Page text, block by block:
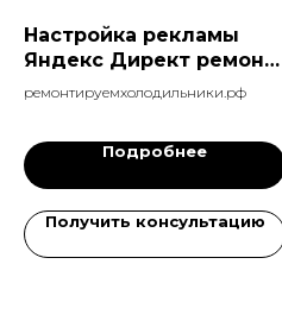
Настройка рекламы
Яндекс Директ ремонт
холодильников и
ремонтируемхолодильники.рф
Подробнее
Получить консультацию